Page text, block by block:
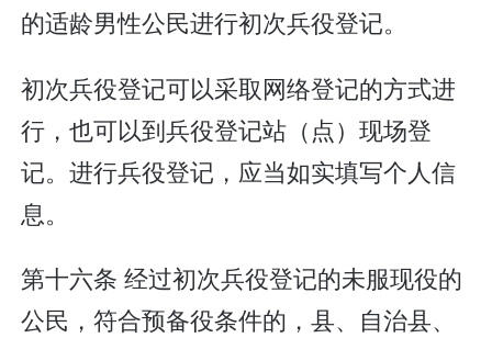
的适龄男性公民进行初次兵役登记。
初次兵役登记可以采取网络登记的方式进
行，也可以到兵役登记站（点）现场登
记。进行兵役登记，应当如实填写个人信
息。
第十六条 经过初次兵役登记的未服现役的
公民，符合预备役条件的，县、自治县、